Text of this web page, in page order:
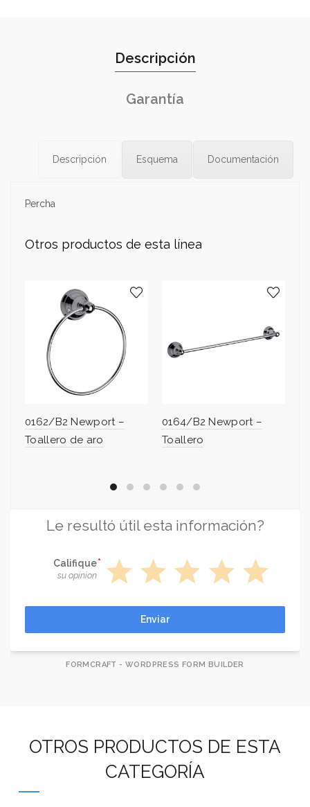
Descripción
Garantía
Descripción Esquema Documentación
Percha
Otros productos de esta línea
0162/B2 Newport –
Toallero de aro
0164/B2 Newport –
Toallero
Le resultó útil esta información?
Califique
su opinion star star star star star
Enviar
FORMCRAFT - WORDPRESS FORM BUILDER
OTROS PRODUCTOS DE ESTA
CATEGORÍA